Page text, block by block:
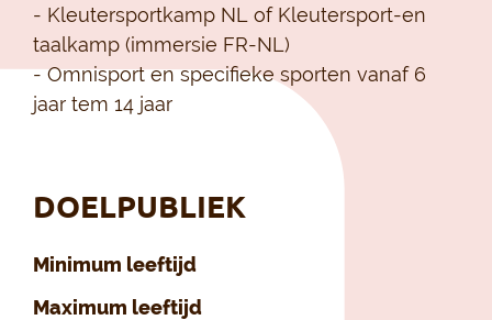
- Kleutersportkamp NL of Kleutersport-en
taalkamp (immersie FR-NL)
- Omnisport en specifieke sporten vanaf 6
jaar tem 14 jaar
DOELPUBLIEK
Minimum leeftijd
Maximum leeftijd